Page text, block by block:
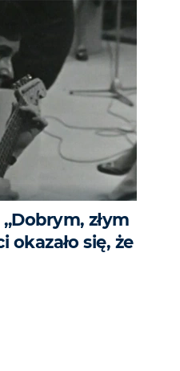
złym
okazało się, że